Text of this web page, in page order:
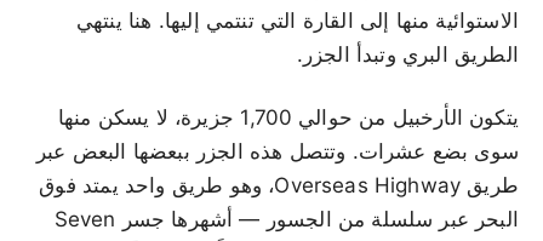
الاستوائية منها إلى القارة التي تنتمي إليها. هنا ينتهي
الطريق البري وتبدأ الجزر.
يتكون الأرخبيل من حوالي 1,700 جزيرة، لا يسكن منها
سوى بضع عشرات. وتتصل هذه الجزر ببعضها البعض عبر
طريق Overseas Highway، وهو طريق واحد يمتد فوق
البحر عبر سلسلة من الجسور — أشهرها جسر Seven